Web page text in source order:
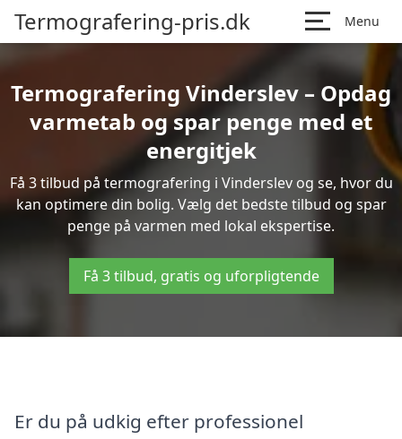
Termografering-pris.dk Menu
Termografering Vinderslev – Opdag
varmetab og spar penge med et
energitjek
Få 3 tilbud på termografering i Vinderslev og se, hvor du
kan optimere din bolig. Vælg det bedste tilbud og spar
penge på varmen med lokal ekspertise.
Få 3 tilbud, gratis og uforpligtende
Er du på udkig efter professionel